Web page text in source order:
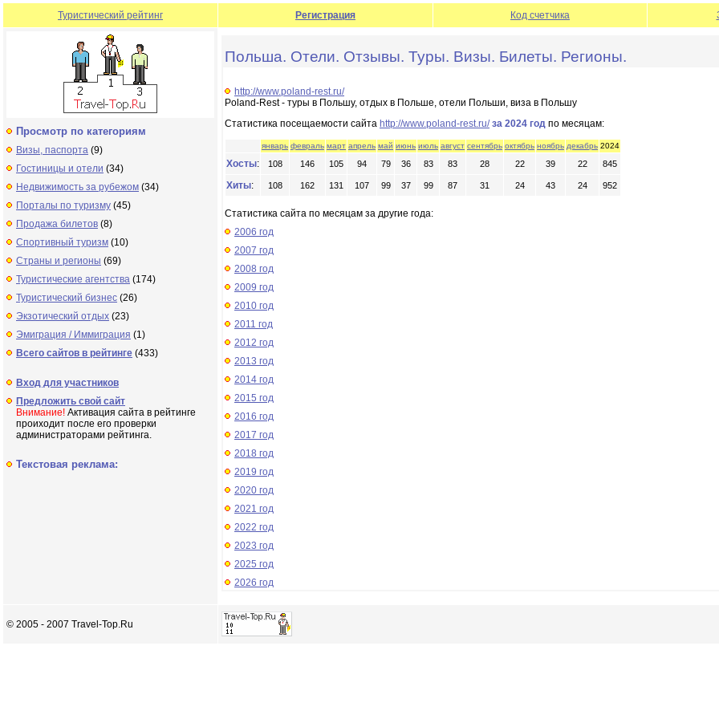
Туристический рейтинг Регистрация Код счетчика
Просмотр по категориям
Визы, паспорта (9)
Гостиницы и отели (34)
Недвижимость за рубежом (34)
Порталы по туризму (45)
Продажа билетов (8)
Спортивный туризм (10)
Страны и регионы (69)
Туристические агентства (174)
Туристический бизнес (26)
Экзотический отдых (23)
Эмиграция / Иммиграция (1)
Всего сайтов в рейтинге (433)
Вход для участников
Предложить свой сайт
Внимание! Активация сайта в рейтинге
проиходит после его проверки
администраторами рейтинга.
Текстовая реклама:
Польша. Отели. Отзывы. Туры. Визы. Билеты. Регионы.
http://www.poland-rest.ru/
Poland-Rest - туры в Польшу, отдых в Польше, отели Польши, виза в Польшу
Статистика посещаемости сайта http://www.poland-rest.ru/ за 2024 год по месяцам:
январь февраль март апрель май июнь июль август сентябрь октябрь ноябрь декабрь 2024
Хосты: 108 146 105 94 79 36 83 83 28 22 39 22 845
Хиты: 108 162 131 107 99 37 99 87 31 24 43 24 952
Статистика сайта по месяцам за другие года:
2006 год
2007 год
2008 год
2009 год
2010 год
2011 год
2012 год
2013 год
2014 год
2015 год
2016 год
2017 год
2018 год
2019 год
2020 год
2021 год
2022 год
2023 год
2025 год
2026 год
© 2005 - 2007 Travel-Top.Ru